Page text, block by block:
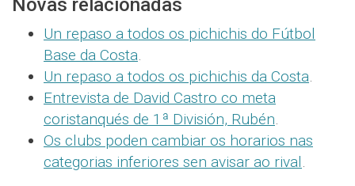
Novas relacionadas
Un repaso a todos os pichichis do Fútbol
Base da Costa.
Un repaso a todos os pichichis da Costa.
Entrevista de David Castro co meta
coristanqués de 1ª División, Rubén.
Os clubs poden cambiar os horarios nas
categorias inferiores sen avisar ao rival.